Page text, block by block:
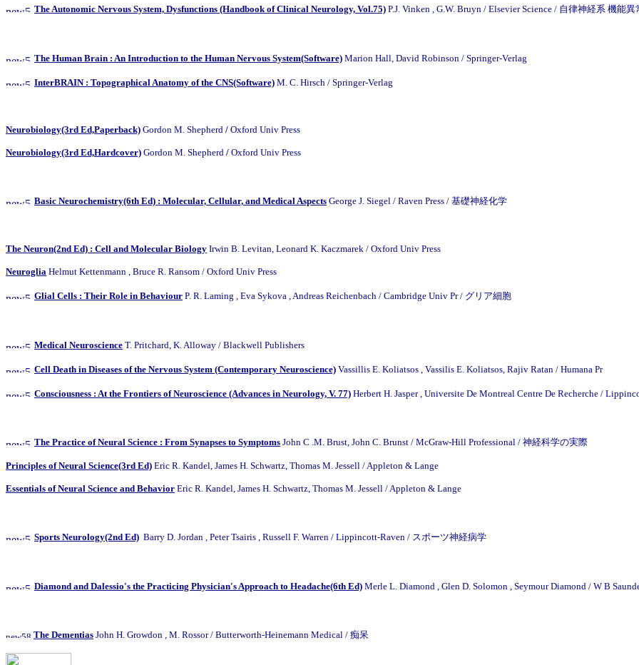
The Autonomic Nervous System, Dysfunctions (Handbook of Clinical Neurology, Vol.75) P.J. Vinken , G.W. Bruyn / Elsevier Science / 自律神経系 機能
The Human Brain : An Introduction to the Human Nervous System(Software) Marion Hall, David Robinson / Springer-Verlag
InterBRAIN : Topographical Anatomy of the CNS(Software) M. C. Hirsch / Springer-Verlag
Neurobiology(3rd Ed,Paperback) Gordon M. Shepherd / Oxford Univ Press
Neurobiology(3rd Ed,Hardcover) Gordon M. Shepherd / Oxford Univ Press
Basic Neurochemistry(6th Ed) : Molecular, Cellular, and Medical Aspects George J. Siegel / Raven Press / 基礎神経化学
The Neuron(2nd Ed) : Cell and Molecular Biology Irwin B. Levitan, Leonard K. Kaczmarek / Oxford Univ Press
Neuroglia Helmut Kettenmann , Bruce R. Ransom / Oxford Univ Press
Glial Cells : Their Role in Behaviour P. R. Laming , Eva Sykova , Andreas Reichenbach / Cambridge Univ Pr / グリア細胞
Medical Neuroscience T. Pritchard, K. Alloway / Blackwell Publishers
Cell Death in Diseases of the Nervous System (Contemporary Neuroscience) Vassillis E. Koliatsos , Vassilis E. Koliatsos, Rajiv Ratan / Humana Pr
Consciousness : At the Frontiers of Neuroscience (Advances in Neurology, V. 77) Herbert H. Jasper , Universite De Montreal Centre De Recherche /
The Practice of Neural Science : From Synapses to Symptoms John C .M. Brust, John C. Brunst / McGraw-Hill Professional / 神経科学の実際
Principles of Neural Science(3rd Ed) Eric R. Kandel, James H. Schwartz, Thomas M. Jessell / Appleton & Lange
Essentials of Neural Science and Behavior Eric R. Kandel, James H. Schwartz, Thomas M. Jessell / Appleton & Lange
Sports Neurology(2nd Ed) Barry D. Jordan , Peter Tsairis , Russell F. Warren / Lippincott-Raven / スポーツ神経病学
Diamond and Dalessio's the Practicing Physician's Approach to Headache(6th Ed) Merle L. Diamond , Glen D. Solomon , Seymour Diamond / W B
The Dementias John H. Growdon , M. Rossor / Butterworth-Heinemann Medical / 痴呆